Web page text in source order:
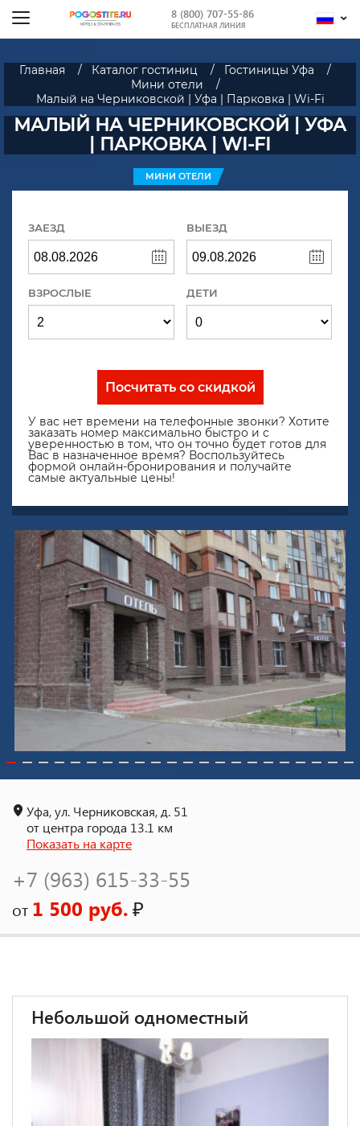
8 (800) 707-55-86
БЕСПЛАТНАЯ ЛИНИЯ
Главная Каталог гостиниц
Гостиницы Уфа
Мини отели
Малый на Черниковской | Уфа | Парковка | Wi-Fi
МАЛЫЙ НА ЧЕРНИКОВСКОЙ | УФА
| ПАРКОВКА | WI-FI
МИНИ ОТЕЛИ
ЗАЕЗД ВЫЕЗД
ВЗРОСЛЫЕ ДЕТИ
Посчитать со скидкой
У вас нет времени на телефонные звонки? Хотите
заказать номер максимально быстро и с
уверенностью в том, что он точно будет готов для
Вас в назначенное время? Воспользуйтесь
формой онлайн-бронирования и получайте
самые актуальные цены!
Уфа, ул. Черниковская, д. 51
от центра города 13.1 км
Показать на карте
+7 (963) 615-33-55
от 1 500 руб.₽
Небольшой одноместный